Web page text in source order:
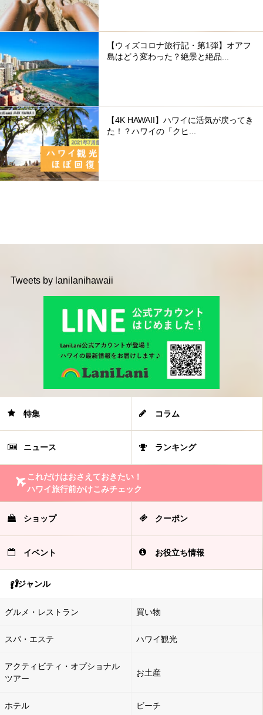
【ウィズコロナ旅行記・第1弾】オアフ
島はどう変わった？絶景と絶品...
【4K HAWAII】ハワイに活気が戻ってき
た！？ハワイの「クヒ...
Tweets by lanilanihawaii
特集 コラム
ニュース ランキング
これだけはおさえておきたい！
ハワイ旅行前かけこみチェック
ショップ クーポン
イベント お役立ち情報
ジャンル
グルメ・レストラン 買い物
スパ・エステ ハワイ観光
アクティビティ・オプショナル
ツアー
お土産
ホテル ビーチ